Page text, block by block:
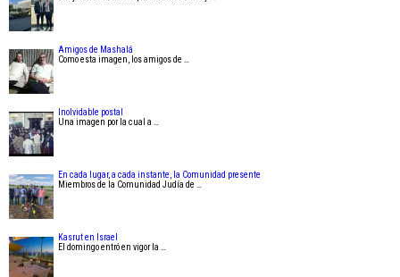
Amigos de Mashalá
Como esta imagen, los amigos de …
Inolvidable postal
Una imagen por la cual a …
En cada lugar, a cada instante, la Comunidad presente
Miembros de la Comunidad Judía de …
Kasrut en Israel
El domingo entró en vigor la …